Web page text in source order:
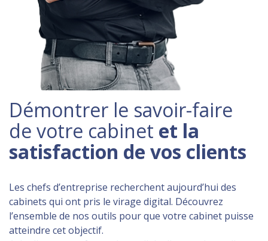
Démontrer le savoir-faire
de votre cabinet et la
satisfaction de vos clients
Les chefs d’entreprise recherchent aujourd’hui des
cabinets qui ont pris le virage digital. Découvrez
l’ensemble de nos outils pour que votre cabinet puisse
atteindre cet objectif.